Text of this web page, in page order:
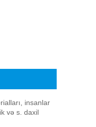
insanlar
və s. daxil